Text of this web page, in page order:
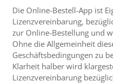
Die Online-Bestell-App ist
Lizenzvereinbarung,
zur Online-Bestellung und
Ohne die Allgemeinheit
Geschäftsbedingungen zu
Klarheit halber wird
Lizenzvereinbarung